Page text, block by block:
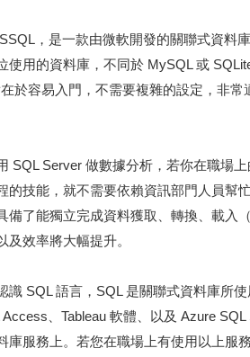
，是一款由微軟開發的關聯式資料
使用的資料庫，不同於 MySQL 或
於容易入門，不需要複雜的設定，非常
SQL Server 做數據分析，若你在職場
的技能，就不需要依賴資訊部門人員幫
備了能獨立完成資料獲取、轉換、載入
效率將大幅提升。
識 SQL 語言，SQL 是關聯式資料庫所
、Tableau 軟體、以及 Azure SQL
庫服務上。若您在職場上有使用以上服